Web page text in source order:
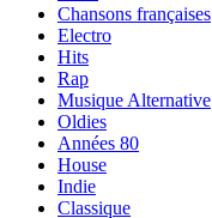
Chansons françaises
Electro
Hits
Rap
Musique Alternative
Oldies
Années 80
House
Indie
Classique